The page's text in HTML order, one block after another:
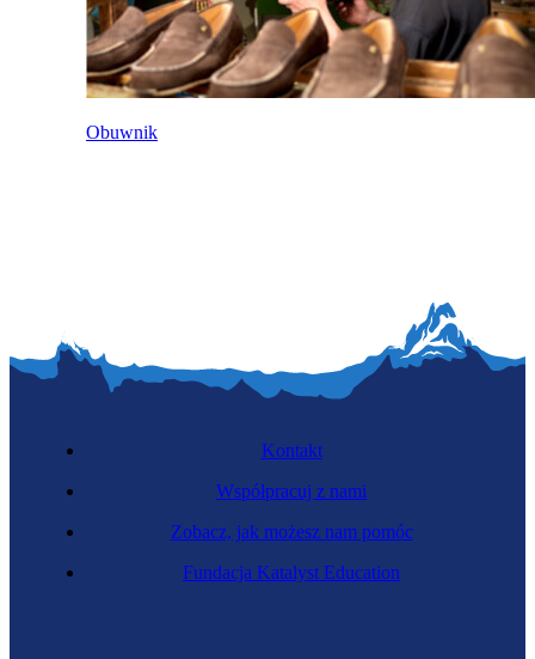
Obuwnik
Kontakt
Współpracuj z nami
Zobacz, jak możesz nam pomóc
Fundacja Katalyst Education